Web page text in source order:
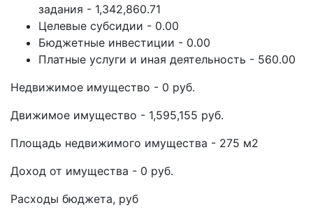
задания - 1,342,860.71
Целевые субсидии - 0.00
Бюджетные инвестиции - 0.00
Платные услуги и иная деятельность - 560.00
Недвижимое имущество - 0 руб.
Движимое имущество - 1,595,155 руб.
Площадь недвижимого имущества - 275 м2
Доход от имущества - 0 руб.
Расходы бюджета, руб